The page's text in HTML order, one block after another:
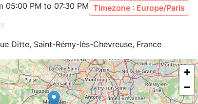
05:00 PM to 07:30 PM Timezone : Europe/Paris
Ditte, Saint-Rémy-lès-Chevreuse, France
+
−